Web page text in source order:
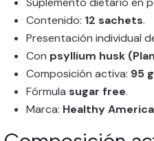
Contenido: 12 sachets.
Presentación individual
Con psyllium husk
Composición activa: 95
Fórmula sugar free.
Marca: Healthy America